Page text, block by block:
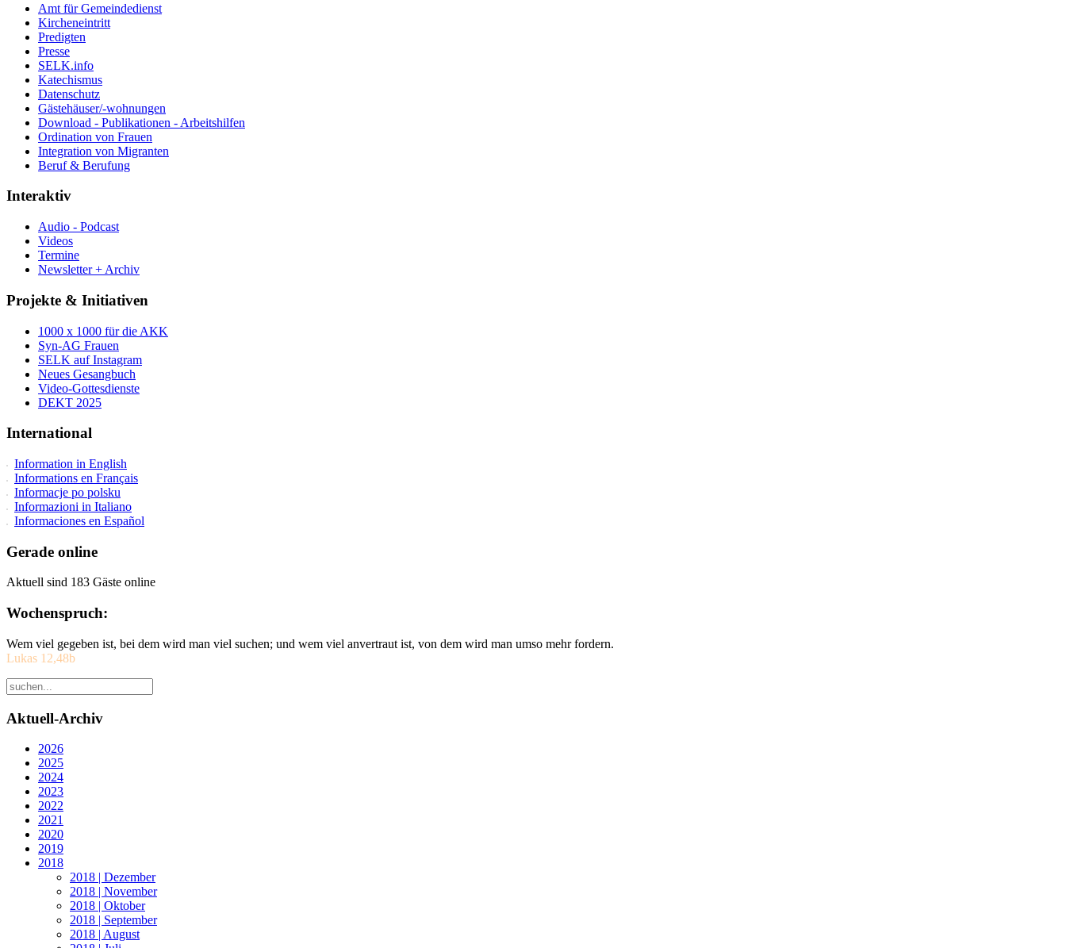
Amt für Gemeindedienst
Kircheneintritt
Predigten
Presse
SELK.info
Katechismus
Datenschutz
Gästehäuser/-wohnungen
Download - Publikationen - Arbeitshilfen
Ordination von Frauen
Integration von Migranten
Beruf & Berufung
Interaktiv
Audio - Podcast
Videos
Termine
Newsletter + Archiv
Projekte & Initiativen
1000 x 1000 für die AKK
Syn-AG Frauen
SELK auf Instagram
Neues Gesangbuch
Video-Gottesdienste
DEKT 2025
International
Information in English
Informations en Français
Informacje po polsku
Informazioni in Italiano
Informaciones en Español
Gerade online
Aktuell sind 183 Gäste online
Wochenspruch:
Wem viel gegeben ist, bei dem wird man viel suchen; und wem viel anvertraut ist, von dem wird man umso mehr fordern.
Lukas 12,48b
Aktuell-Archiv
2026
2025
2024
2023
2022
2021
2020
2019
2018
2018 | Dezember
2018 | November
2018 | Oktober
2018 | September
2018 | August